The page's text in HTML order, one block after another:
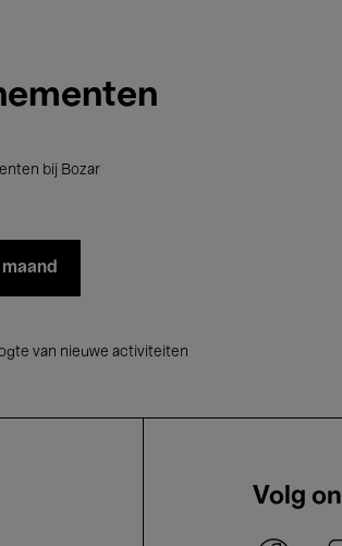
bij Bozar
van nieuwe activiteiten
Volg